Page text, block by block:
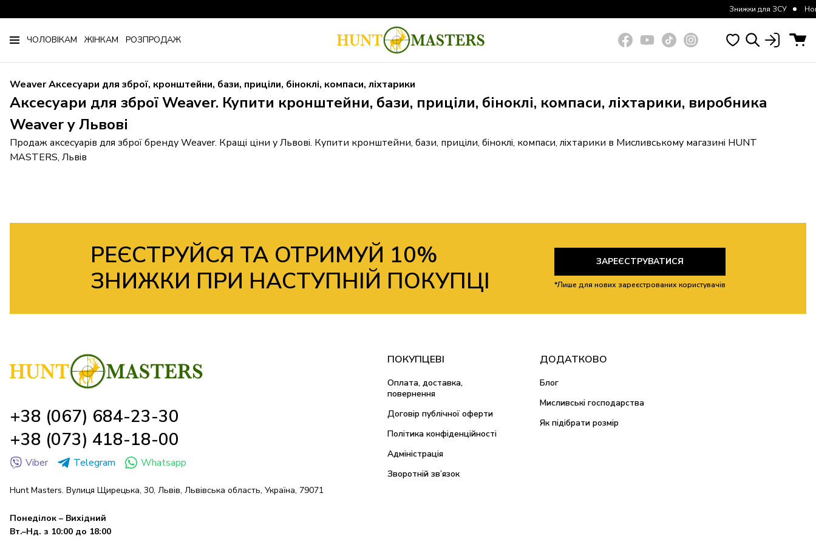
Знижки для ЗСУ Нове
ЧОЛОВІКАМ ЖІНКАМ РОЗПРОДАЖ
Weaver Аксесуари для зброї, кронштейни, бази, приціли, біноклі, компаси, ліхтарики
Аксесуари для зброї Weaver. Купити кронштейни, бази, приціли, біноклі, компаси, ліхтарики, виробника
Weaver у Львові
Продаж аксесуарів для зброї бренду Weaver. Кращі ціни у Львові. Купити кронштейни, бази, приціли, біноклі, компаси, ліхтарики в Мисливському магазині HUNT
MASTERS, Львів
РЕЄСТРУЙСЯ ТА ОТРИМУЙ 10%
ЗНИЖКИ ПРИ НАСТУПНІЙ ПОКУПЦІ
ЗАРЕЄСТРУВАТИСЯ
*Лише для нових зареєстрованих користувачів
+38 (067) 684-23-30
+38 (073) 418-18-00
Viber Telegram Whatsapp
Hunt Masters. Вулиця Щирецька, 30, Львів, Львівська область, Україна, 79071
Понеділок – Вихідний
Вт.–Нд. з 10:00 до 18:00
ПОКУПЦЕВІ
Оплата, доставка,
повернення
Договір публічної оферти
Політика конфіденційності
Адміністрація
Зворотній зв’язок
ДОДАТКОВО
Блог
Мисливські господарства
Як підібрати розмір